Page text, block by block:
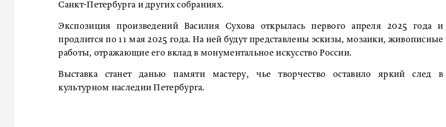
Санкт-Петербурга и других собраниях.
Экспозиция произведений Василия Сухова открылась первого апреля 2025 года и
продлится по 11 мая 2025 года. На ней будут представлены эскизы, мозаики, живописные
работы, отражающие его вклад в монументальное искусство России.
Выставка станет данью памяти мастеру, чье творчество оставило яркий след в
культурном наследии Петербурга.